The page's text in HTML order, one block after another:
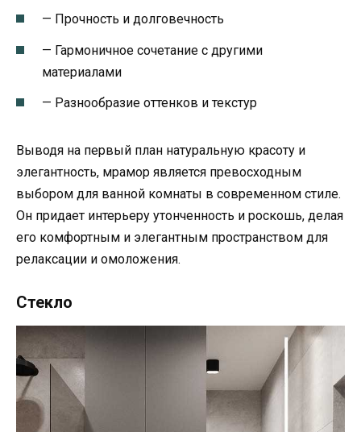
— Прочность и долговечность
— Гармоничное сочетание с другими
материалами
— Разнообразие оттенков и текстур
Выводя на первый план натуральную красоту и
элегантность, мрамор является превосходным
выбором для ванной комнаты в современном стиле.
Он придает интерьеру утонченность и роскошь, делая
его комфортным и элегантным пространством для
релаксации и омоложения.
Стекло